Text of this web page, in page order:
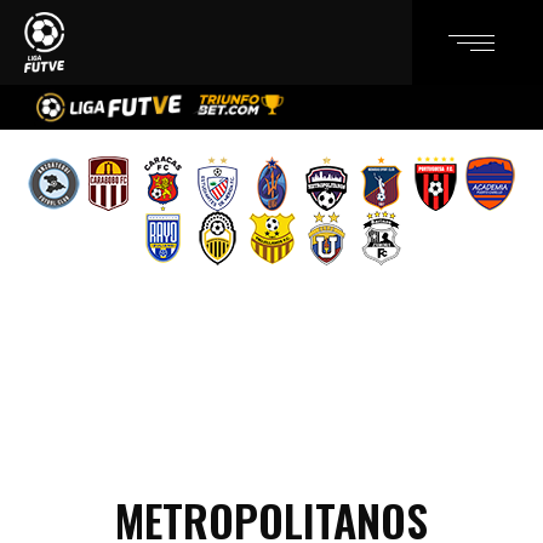
METROPOLITANOS